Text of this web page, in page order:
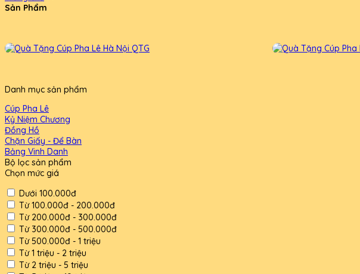
Sản Phẩm
Danh mục sản phẩm
Cúp Pha Lê
Kỷ Niệm Chương
Đồng Hồ
Chặn Giấy - Để Bàn
Bảng Vinh Danh
Bộ lọc sản phẩm
Chọn mức giá
Dưới 100.000đ
Từ 100.000đ - 200.000đ
Từ 200.000đ - 300.000đ
Từ 300.000đ - 500.000đ
Từ 500.000đ - 1 triệu
Từ 1 triệu - 2 triệu
Từ 2 triệu - 5 triệu